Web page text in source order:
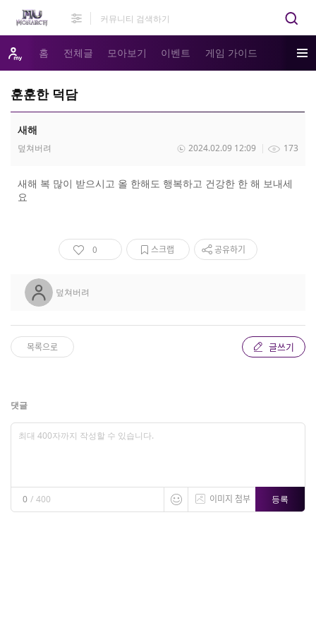
홈 전체글 모아보기 이벤트 게임 가이드
훈훈한 덕담
새해
덮쳐버려 173
2024.02.09 12:09
새해 복 많이 받으시고 올 한해도 행복하고 건강한 한 해 보내세
요
0 스크랩 공유하기
덮쳐버려
목록으로 글쓰기
댓글
0 / 400 이미지 첨부 등록